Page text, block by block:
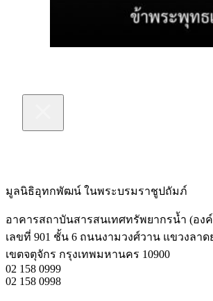
มูลนิธิอุทกพัฒน์ ในพระบรมราชูปถัมภ์
อาคารสถาบันสารสนเทศทรัพยากรน้ำ (อง
เลขที่ 901 ชั้น 6 ถนนงามวงศ์วาน แขวงลาด
เขตจตุจักร กรุงเทพมหานคร 10900
02 158 0999
02 158 0998